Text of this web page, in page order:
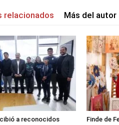
relacionados Más del autor
a reconocidos
Finde de